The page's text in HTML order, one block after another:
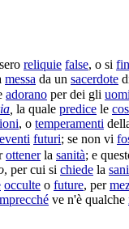
reliquie false, o si
messa da un sacerdote
adorano per dei gli
la quale predice le
, o temperamenti
eventi futuri; se non vi
ottenerla sanità; e
, per cui si chiede la
occulte o future, per
ve n'è qualche